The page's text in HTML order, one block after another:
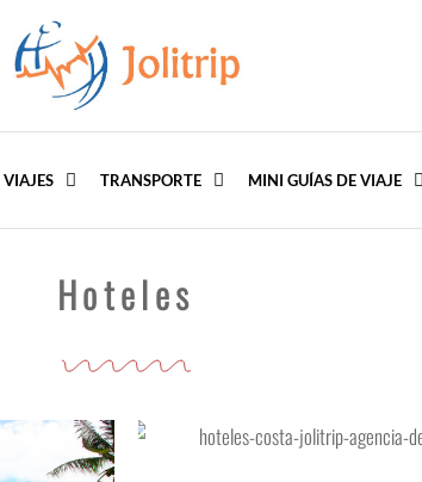
VIAJES TRANSPORTE MINI GUÍAS DE VIAJE
Hoteles